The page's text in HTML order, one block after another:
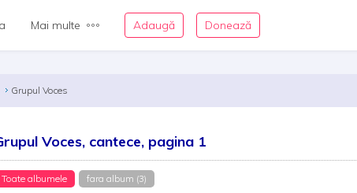
Mai multe Adaugă Donează
Grupul Voces
Voces, cantece, pagina 1
Toate albumele fara album (3)